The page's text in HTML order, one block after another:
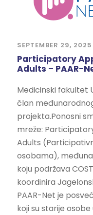
SEPTEMBER 29, 2025
Participatory
Adults – PAAR-
Medicinski fakultet
član
projekta.Ponosni
mreže:
Adults
osobama),
koju podržava
koordinira
PAAR-Net je
koji su starije